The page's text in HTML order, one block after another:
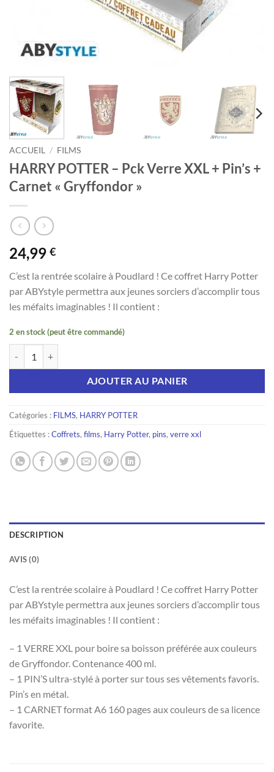
ACCUEIL / FILMS
HARRY POTTER – Pck Verre XXL + Pin’s +
Carnet « Gryffondor »
24,99 €
C’est la rentrée scolaire à Poudlard ! Ce coffret Harry Potter
par ABYstyle permettra aux jeunes sorciers d’accomplir tous
les méfaits imaginables ! Il contient :
2 en stock (peut être commandé)
AJOUTER AU PANIER
Catégories : FILMS, HARRY POTTER
Étiquettes :Coffrets, films, Harry Potter, pins, verre xxl
DESCRIPTION
AVIS (0)
C’est la rentrée scolaire à Poudlard ! Ce coffret Harry Potter
par ABYstyle permettra aux jeunes sorciers d’accomplir tous
les méfaits imaginables ! Il contient :
– 1 VERRE XXL pour boire sa boisson préférée aux couleurs
de Gryffondor. Contenance 400 ml.
– 1 PIN’S ultra-stylé à porter sur tous ses vêtements favoris.
Pin’s en métal.
– 1 CARNET format A6 160 pages aux couleurs de sa licence
favorite.